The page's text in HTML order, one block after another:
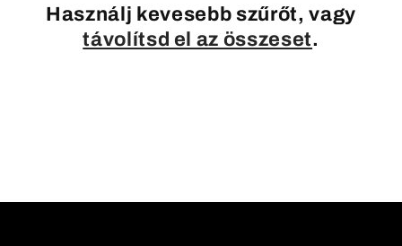
Használj kevesebb szűrőt, vagy
távolítsd el az összeset.